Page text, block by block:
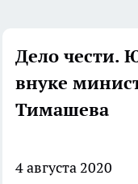
Дело чести.
внуке
Тимашева
4 августа 2020